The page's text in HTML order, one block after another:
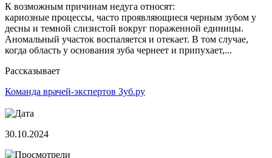
К возможным причинам недуга относят:
кариозные процессы, часто проявляющиеся черным зубом у
десны и темной слизистой вокруг пораженной единицы.
Аномальный участок воспаляется и отекает. В том случае,
когда область у основания зуба чернеет и припухает,...
Рассказывает
Команда врачей-экспертов Зуб.ру
30.10.2024